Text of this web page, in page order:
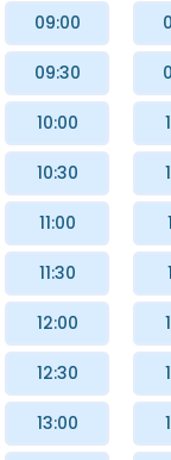
09:00
09:30
10:00
10:30
11:00
11:30
12:00
12:30
13:00